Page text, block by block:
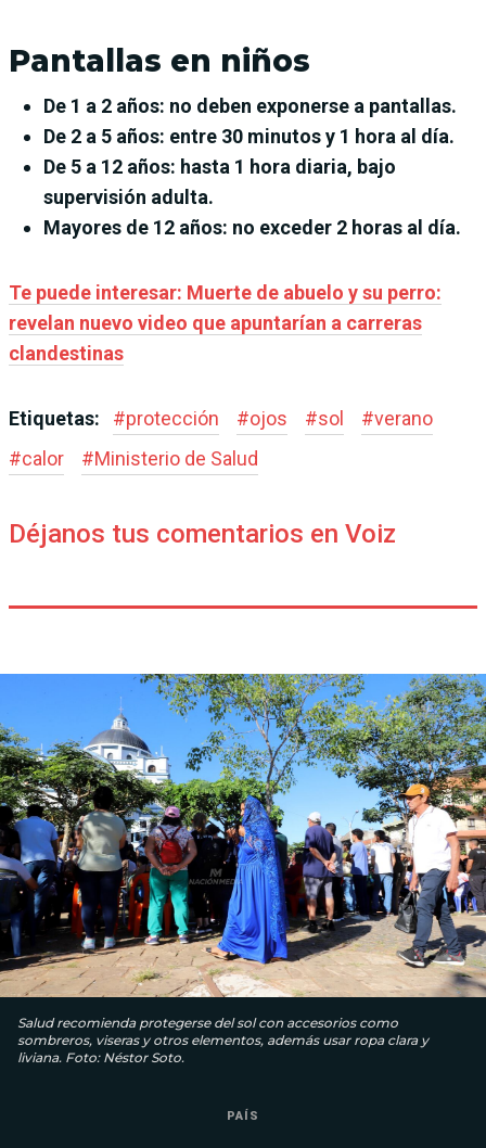
Pantallas en niños
De 1 a 2 años: no deben exponerse a pantallas.
De 2 a 5 años: entre 30 minutos y 1 hora al día.
De 5 a 12 años: hasta 1 hora diaria, bajo
supervisión adulta.
Mayores de 12 años: no exceder 2 horas al día.
Te puede interesar: Muerte de abuelo y su perro:
revelan nuevo video que apuntarían a carreras
clandestinas
Etiquetas: #protección #ojos #sol #verano
#calor #Ministerio de Salud
Déjanos tus comentarios en Voiz
Salud recomienda protegerse del sol con accesorios como
sombreros, viseras y otros elementos, además usar ropa clara y
liviana. Foto: Néstor Soto.
PAÍS